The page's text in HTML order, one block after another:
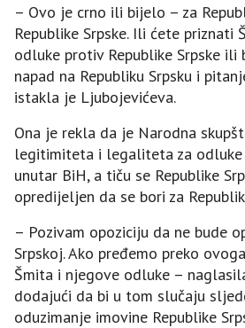
– Ovo je crno ili bijelo – za
Republike Srpske. Ili ćete priznati
odluke protiv Republike Srpske ili
napad na Republiku Srpsku i
istakla je Ljubojevićeva.
Ona je rekla da je Narodna
legitimiteta i legaliteta za odluke
unutar BiH, a tiču se Republike
opredijeljen da se bori za
– Pozivam opoziciju da ne bude
Srpskoj. Ako pređemo preko
Šmita i njegove odluke –
dodajući da bi u tom slučaju
oduzimanje imovine Republike